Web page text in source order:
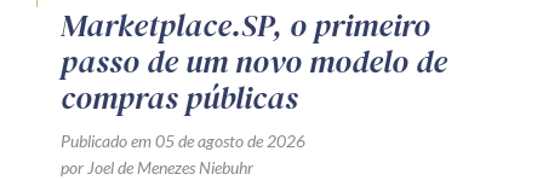
Marketplace.SP, o primeiro
passo de um novo modelo de
compras públicas
Publicado em 05 de agosto de 2026
por Joel de Menezes Niebuhr